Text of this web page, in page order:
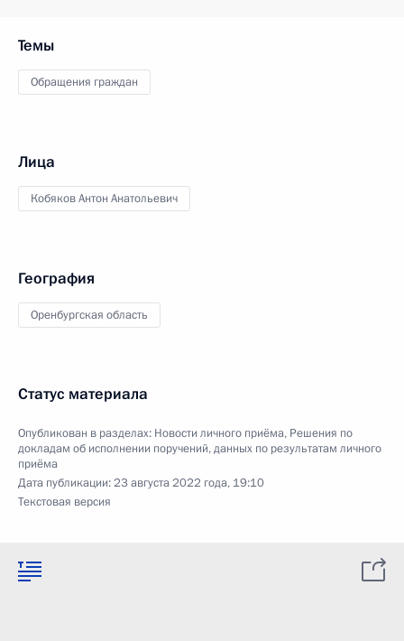
Темы
Обращения граждан
Лица
Кобяков Антон Анатольевич
География
Оренбургская область
Статус материала
Опубликован в разделах: Новости личного приёма, Решения по
докладам об исполнении поручений, данных по результатам личного
приёма
Дата публикации:23 августа 2022 года, 19:10
Текстовая версия